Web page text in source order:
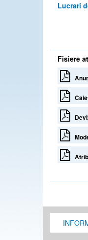
Lucrari
Fisiere